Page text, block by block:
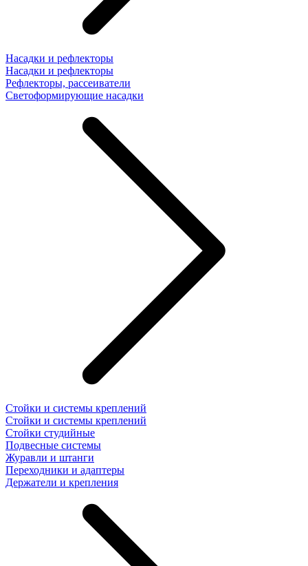
Насадки и рефлекторы
Насадки и рефлекторы
Рефлекторы, рассеиватели
Светоформирующие насадки
Стойки и системы креплений
Стойки и системы креплений
Стойки студийные
Подвесные системы
Журавли и штанги
Переходники и адаптеры
Держатели и крепления